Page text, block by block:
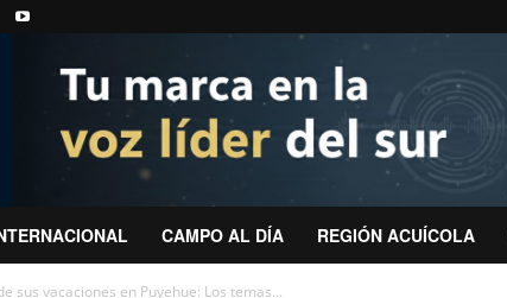
CAMPO AL DÍA REGIÓN ACUÍCOLA
sus vacaciones en Puyehue: Los temas...